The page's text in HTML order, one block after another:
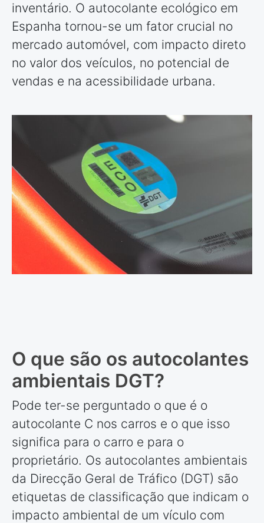
inventário. O autocolante ecológico em
Espanha tornou-se um fator crucial no
mercado automóvel, com impacto direto
no valor dos veículos, no potencial de
vendas e na acessibilidade urbana.
O que são os autocolantes
ambientais DGT?
Pode ter-se perguntado o que é o
autocolante C nos carros e o que isso
significa para o carro e para o
proprietário. Os autocolantes ambientais
da Direcção Geral de Tráfico (DGT) são
etiquetas de classificação que indicam o
impacto ambiental de um vículo com